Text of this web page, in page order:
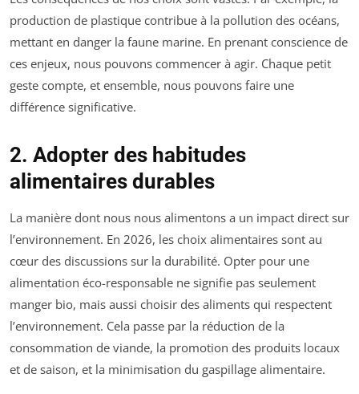
production de plastique contribue à la pollution des océans,
mettant en danger la faune marine. En prenant conscience de
ces enjeux, nous pouvons commencer à agir. Chaque petit
geste compte, et ensemble, nous pouvons faire une
différence significative.
2. Adopter des habitudes
alimentaires durables
La manière dont nous nous alimentons a un impact direct sur
l’environnement. En 2026, les choix alimentaires sont au
cœur des discussions sur la durabilité. Opter pour une
alimentation éco-responsable ne signifie pas seulement
manger bio, mais aussi choisir des aliments qui respectent
l’environnement. Cela passe par la réduction de la
consommation de viande, la promotion des produits locaux
et de saison, et la minimisation du gaspillage alimentaire.